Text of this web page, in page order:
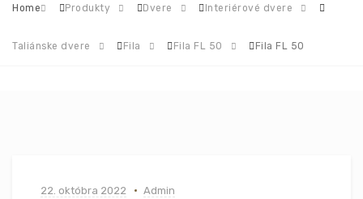
Home Produkty Dvere Interiérové dvere
Taliánske dvere Fila Fila FL 50 Fila FL 50
22. októbra 2022 Admin